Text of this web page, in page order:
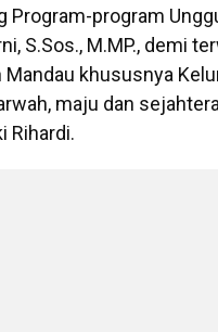
Program-program
S.Sos., M.MP., demi
Mandau khususnya
maju dan
Rihardi.